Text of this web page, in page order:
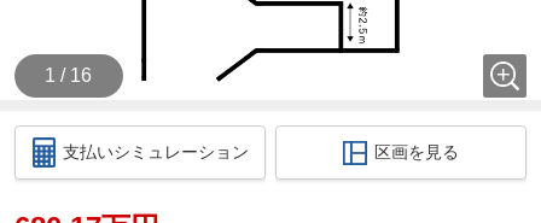
1 / 16
支払いシミュレーション 区画を見る